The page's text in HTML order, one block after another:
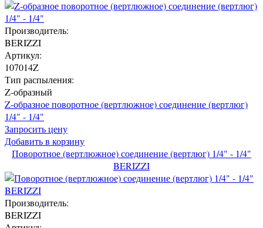
Производитель:
BERIZZI
Артикул:
107014Z
Тип распыления:
Z-образный
Z-образное поворотное (вертлюжное) соединение (вертлюг)
1/4" - 1/4"
Запросить цену
Добавить в корзину
Поворотное (вертлюжное) соединение (вертлюг) 1/4" - 1/4"
BERIZZI
Производитель:
BERIZZI